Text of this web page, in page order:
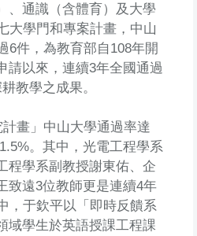
、通識（含體育）及大學
大學門和專案計畫，中山
6件，為教育部自108年開
請以來，連續3年全國通過
教學之成果。
計畫」中山大學通過率達
。其中，光電工程學系
程學系副教授謝東佑、企
致遠3位教師更是連續4年
，于欽平以「即時反饋系
域學生於英語授課工程課